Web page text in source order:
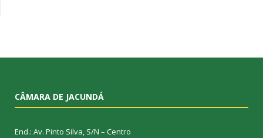
CÂMARA DE JACUNDÁ
End.: Av. Pinto Silva, S/N – Centro